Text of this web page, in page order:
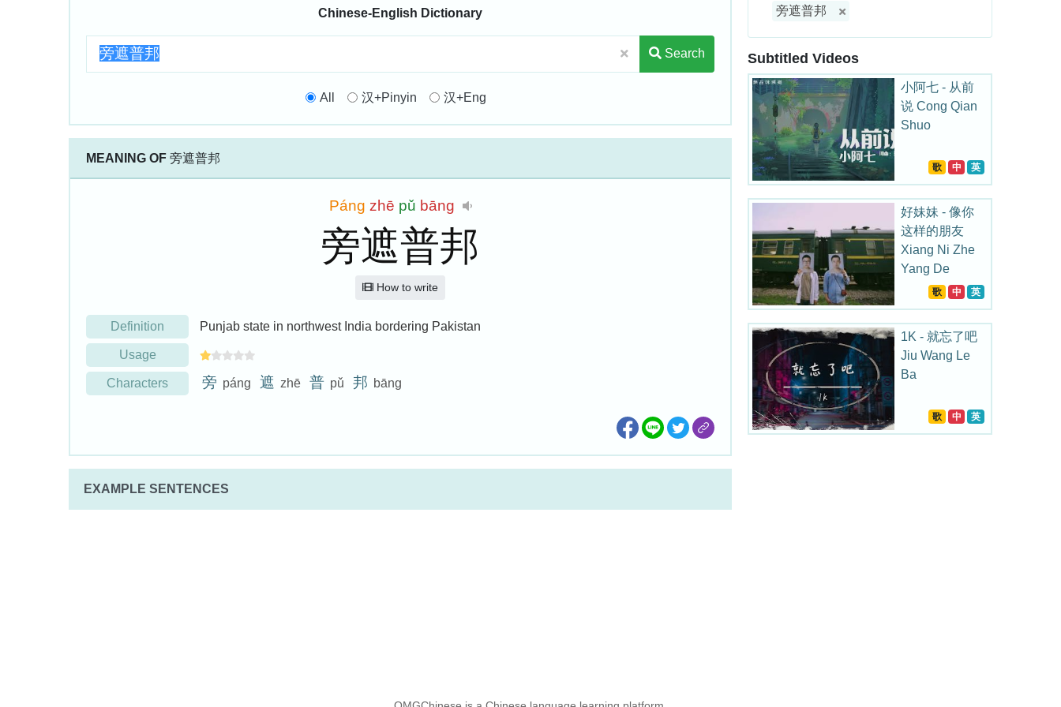
Chinese-English Dictionary
Search
All 汉+Pinyin 汉+Eng
MEANING OF 旁遮普邦
Páng zhē pǔ bāng
旁遮普邦
How to write
Definition Punjab state in northwest India bordering Pakistan
Usage
Characters 旁 páng 遮 zhē 普 pǔ 邦 bāng
EXAMPLE SENTENCES
旁遮普邦
Subtitled Videos
小阿七 - 从前
说 Cong Qian
Shuo
歌 中 英
好妹妹 - 像你
这样的朋友
Xiang Ni Zhe
Yang De
Peng You
歌 中 英
1K - 就忘了吧
Jiu Wang Le
Ba
歌 中 英